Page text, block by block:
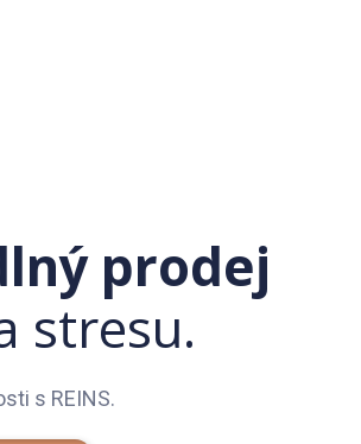
prodej
stresu.
s REINS.